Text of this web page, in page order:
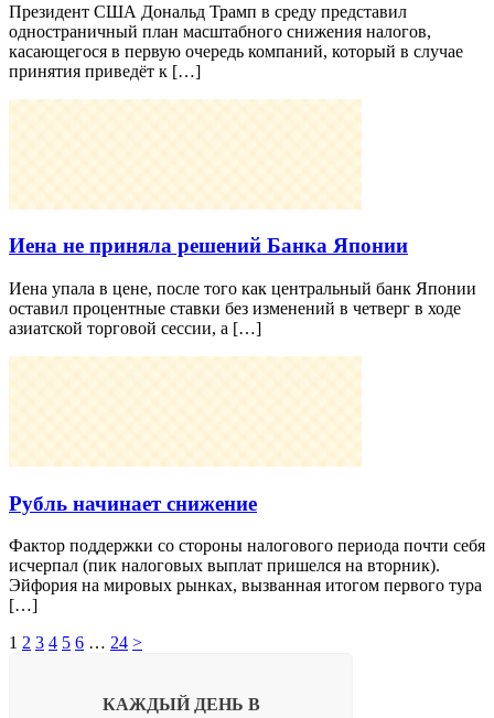
Президент США Дональд Трамп в среду представил
одностраничный план масштабного снижения налогов,
касающегося в первую очередь компаний, который в случае
принятия приведёт к […]
Иена не приняла решений Банка Японии
Иена упала в цене, после того как центральный банк Японии
оставил процентные ставки без изменений в четверг в ходе
азиатской торговой сессии, а […]
Рубль начинает снижение
Фактор поддержки со стороны налогового периода почти себя
исчерпал (пик налоговых выплат пришелся на вторник).
Эйфория на мировых рынках, вызванная итогом первого тура
[…]
1 2 3 4 5 6 … 24 >
КАЖДЫЙ ДЕНЬ В